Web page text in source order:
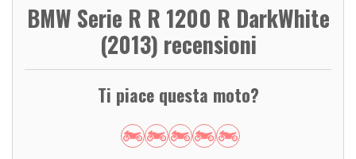
BMW Serie R R 1200 R DarkWhite
(2013) recensioni
Ti piace questa moto?